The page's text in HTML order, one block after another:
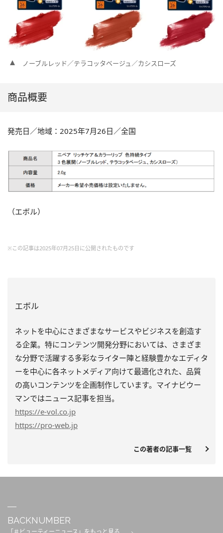
ノーブルレッド／テラコッタベージュ／カシスローズ
商品概要
発売日／地域：2025年7月26日／全国
（エボル）
※この記事は2025年07月25日に公開されたものです
エボル
ネットを中心にさまざまなサービスやビジネスを創造す
る企業。特にコンテンツ開発分野においては、さまざま
な分野で活躍する多彩なライター陣と経験豊かなエディタ
ーを中心に各ネットメディア向けて最適化された、品質
の高いコンテンツを企画制作しています。マイナビウー
マンではニュース記事を担当。
https://e-vol.co.jp
https://pro-web.jp
この著者の記事一覧
BACKNUMBER